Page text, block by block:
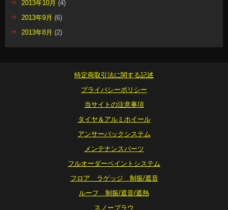
2013年10月 (4)
2013年9月 (6)
2013年8月 (2)
特定商取引法に関する記述
プライバシーポリシー
当サイトの注意事項
タイヤ＆アルミホイール
アンサーバックシステム
メンテナンスパーツ
フルオーダーペイントシステム
フロア ラゲッジ 制振/遮音
ルーフ 制振/遮音/遮熱
スノープラウ